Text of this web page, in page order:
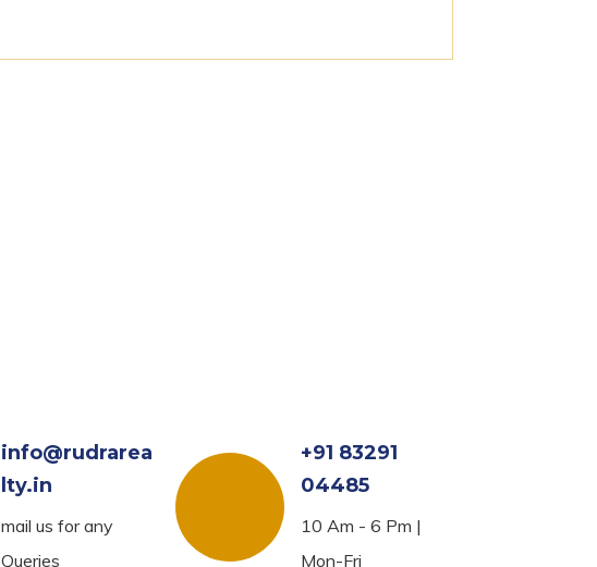
info@rudrarea
lty.in
mail us for any
Queries
+91 83291
04485
10 Am - 6 Pm |
Mon-Fri